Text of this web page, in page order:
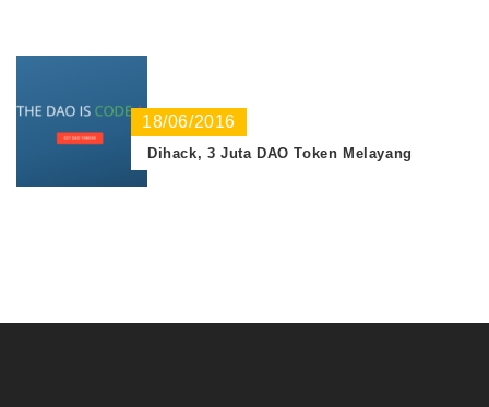
18/06/2016
Dihack, 3 Juta DAO Token Melayang